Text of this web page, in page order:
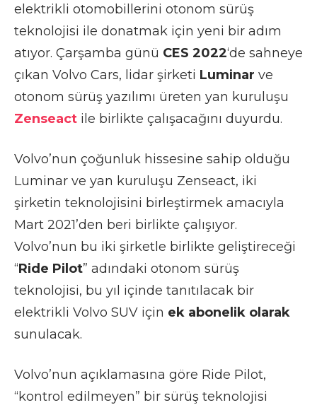
elektrikli otomobillerini otonom sürüş
teknolojisi ile donatmak için yeni bir adım
atıyor. Çarşamba günü CES 2022‘de sahneye
çıkan Volvo Cars, lidar şirketi Luminar ve
otonom sürüş yazılımı üreten yan kuruluşu
Zenseact ile birlikte çalışacağını duyurdu.
Volvo’nun çoğunluk hissesine sahip olduğu
Luminar ve yan kuruluşu Zenseact, iki
şirketin teknolojisini birleştirmek amacıyla
Mart 2021’den beri birlikte çalışıyor.
Volvo’nun bu iki şirketle birlikte geliştireceği
“Ride Pilot” adındaki otonom sürüş
teknolojisi, bu yıl içinde tanıtılacak bir
elektrikli Volvo SUV için ek abonelik olarak
sunulacak.
Volvo’nun açıklamasına göre Ride Pilot,
“kontrol edilmeyen” bir sürüş teknolojisi